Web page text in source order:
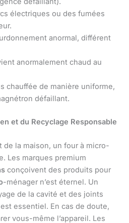
électriques ou des fumées
anormal, différent
anormalement chaud au
chauffée de manière uniforme,
défaillant.
et du Recyclage Responsable
la maison, un four à micro-
Les marques premium
conçoivent des produits pour
-ménager n’est éternel. Un
de la cavité et des joints
essentiel. En cas de doute,
vous-même l’appareil. Les